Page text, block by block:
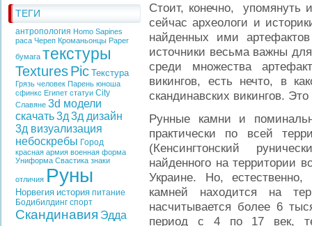
ТЕГИ
антропология Homo Sapines
раса Череп Кроманьонцы Paper
бумага текстуры
TexturesPic Текстура
Грязь человек Парень юноша
сфинкс Египет статуи City
Славяне 3d модели
скачать3д 3д дизайн
3д визуализация
небоскребы Город
красная армия военная форма
Униформа Свастика знаки
отличия Руны
Норвегия история питание
Бодибилдинг спорт
Скандинавия Эдда
Стоит, конечно, упомянуть
сейчас археологи и
найденных ими
источники весьма важны
среди множества
викингов, есть нечто, в
скандинавских викингов.
Рунные камни и
практически по всей
(Кенсингтонский
найденного на территории
Украине. Но,
камней находится на
насчитывается более 6
период с 4 по 17 век,